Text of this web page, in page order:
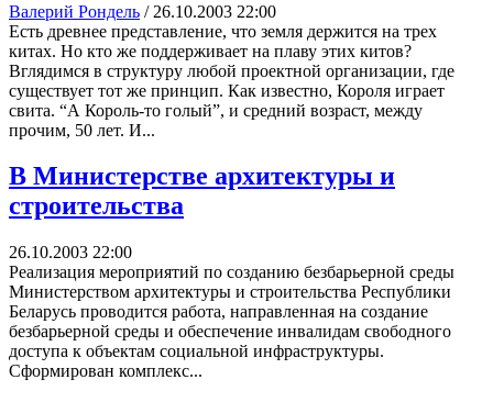
Валерий Рондель / 26.10.2003 22:00
Есть древнее представление, что земля держится на трех
китах. Но кто же поддерживает на плаву этих китов?
Вглядимся в структуру любой проектной организации, где
существует тот же принцип. Как известно, Короля играет
свита. “А Король-то голый”, и средний возраст, между
прочим, 50 лет. И...
В Министерстве архитектуры и
строительства
26.10.2003 22:00
Реализация мероприятий по созданию безбарьерной среды
Министерством архитектуры и строительства Республики
Беларусь проводится работа, направленная на создание
безбарьерной среды и обеспечение инвалидам свободного
доступа к объектам социальной инфраструктуры.
Сформирован комплекс...